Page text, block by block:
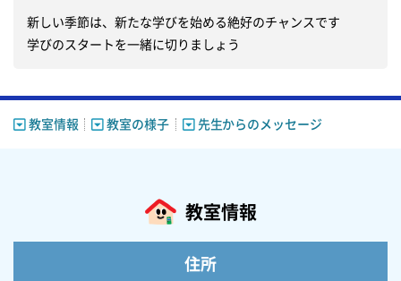
新しい季節は、新たな学びを始める絶好のチャンスです
教室情報 教室の様子 先生からのメッセージ
教室情報
住所